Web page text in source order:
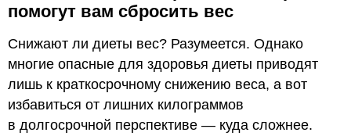
помогут вам сбросить вес
Снижают ли диеты вес? Разумеется. Однако
многие опасные для здоровья диеты приводят
лишь к краткосрочному снижению веса, а вот
избавиться от лишних килограммов
в долгосрочной перспективе — куда сложнее.